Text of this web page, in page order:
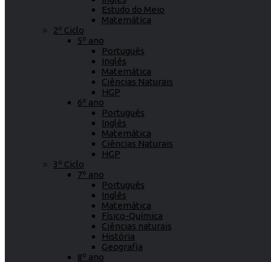
Estudo do Meio
Matemática
2º Ciclo
5º ano
Português
Inglês
Matemática
Ciências Naturais
HGP
6º ano
Português
Inglês
Matemática
Ciências Naturais
HGP
3º Ciclo
7º ano
Português
Inglês
Matemática
Físico-Química
Ciências naturais
História
Geografia
8º ano